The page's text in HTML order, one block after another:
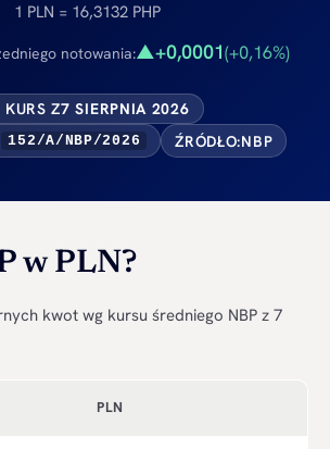
1 PLN = 16,3132 PHP
notowania:▲+0,0001(+0,16%)
KURS Z7 SIERPNIA 2026
152/A/NBP/2026 ŹRÓDŁO:NBP
w PLN?
kwot wg kursu średniego NBP z 7
PLN